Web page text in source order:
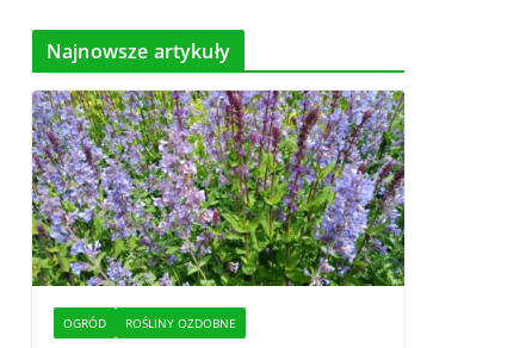
Najnowsze artykuły
OGRÓD ROŚLINY OZDOBNE